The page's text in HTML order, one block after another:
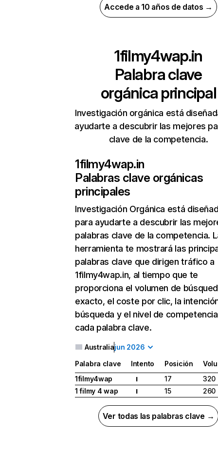
Accede a 10 años de datos →
1filmy4wap.in
Palabra clave
orgánica principal
Investigación orgánica está
ayudarte a descubrir las mejores
clave de la competencia.
1filmy4wap.in
Palabras clave orgánicas
principales
Investigación Orgánica está
para ayudarte a descubrir las
palabras clave de la competencia.
herramienta te mostrará las
palabras clave que dirigen tráfico a
1filmy4wap.in, al tiempo que te
proporciona el volumen de
exacto, el coste por clic, la
búsqueda y el nivel de
cada palabra clave.
Australiajun 2026
Palabra clave Intento Posición
1filmy4wap
I 17
320
1 filmy 4 wap
I 15 260
Ver todas las palabras clave →